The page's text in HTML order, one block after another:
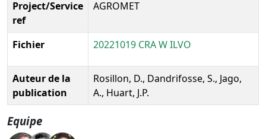
Project/Service
ref
AGROMET
Fichier 20221019 CRA W ILVO
Auteur de la
publication
Rosillon, D., Dandrifosse, S., Jago,
A., Huart, J.P.
Equipe